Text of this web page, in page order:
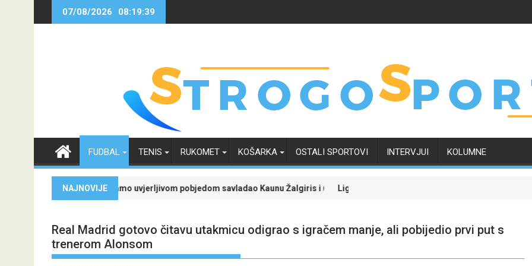
07/08/2026 08:19:40
FUDBAL TENIS RUKOMET KOŠARKA OSTALI SPORTOVI INTERVJUI KOLUMNE
NAJNOVIJE
grupnu fazu uz najveće kvote
Dinamo uvjerljivom pobjedom savladao Kaunu Žalgiris i učvrstio šanse za kvalifikaciju u Ligu prvaka
Liga šampiona uz poklon tiket: Zvezda protiv Hapoela, Dinamo
Real Madrid gotovo čitavu utakmicu odigrao s igračem manje, ali pobijedio prvi put s
trenerom Alonsom